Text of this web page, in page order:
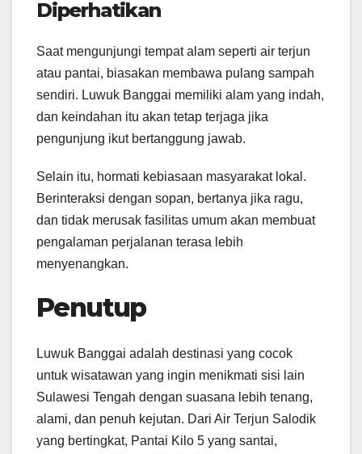
Diperhatikan
Saat mengunjungi tempat alam seperti air terjun
atau pantai, biasakan membawa pulang sampah
sendiri. Luwuk Banggai memiliki alam yang indah,
dan keindahan itu akan tetap terjaga jika
pengunjung ikut bertanggung jawab.
Selain itu, hormati kebiasaan masyarakat lokal.
Berinteraksi dengan sopan, bertanya jika ragu,
dan tidak merusak fasilitas umum akan membuat
pengalaman perjalanan terasa lebih
menyenangkan.
Penutup
Luwuk Banggai adalah destinasi yang cocok
untuk wisatawan yang ingin menikmati sisi lain
Sulawesi Tengah dengan suasana lebih tenang,
alami, dan penuh kejutan. Dari Air Terjun Salodik
yang bertingkat, Pantai Kilo 5 yang santai,